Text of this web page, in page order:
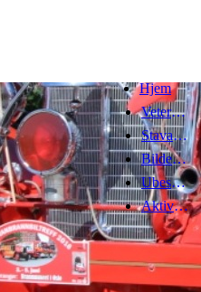
Hjem
Veteranbrannbiltreff 2008
Stavanger Brannbilklubb
Bildegalleri
Ubesvarte innlegg
Aktive emner